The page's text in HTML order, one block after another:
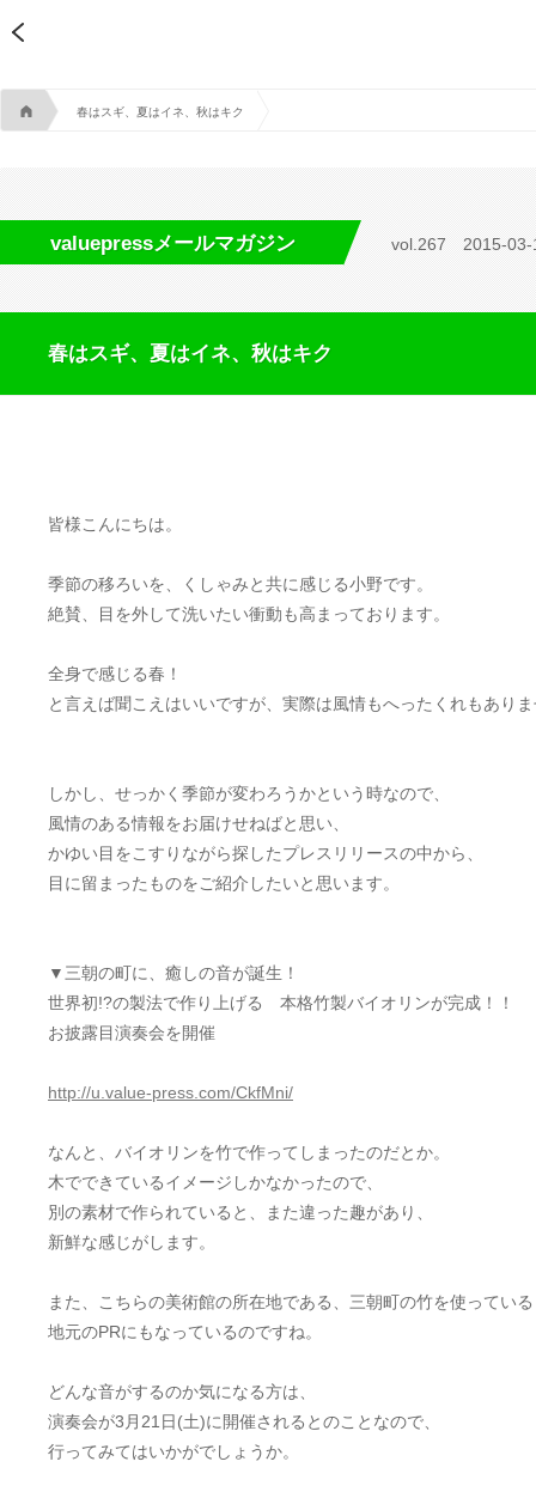
A 春はスギ、夏はイネ、秋はキク
valuepressメールマガジン vol.267 2015-03-
春はスギ、夏はイネ、秋はキク
皆様こんにちは。
季節の移ろいを、くしゃみと共に感じる小野です。
絶賛、目を外して洗いたい衝動も高まっております。
全身で感じる春！
と言えば聞こえはいいですが、実際は風情もへったくれもあり
しかし、せっかく季節が変わろうかという時なので、
風情のある情報をお届けせねばと思い、
かゆい目をこすりながら探したプレスリリースの中から、
目に留まったものをご紹介したいと思います。
▼三朝の町に、癒しの音が誕生！
世界初!?の製法で作り上げる 本格竹製バイオリンが完成！！
お披露目演奏会を開催
http://u.value-press.com/CkfMni/
なんと、バイオリンを竹で作ってしまったのだとか。
木でできているイメージしかなかったので、
別の素材で作られていると、また違った趣があり、
新鮮な感じがします。
また、こちらの美術館の所在地である、三朝町の竹を使ってい
地元のPRにもなっているのですね。
どんな音がするのか気になる方は、
演奏会が3月21日(土)に開催されるとのことなので、
行ってみてはいかがでしょうか。